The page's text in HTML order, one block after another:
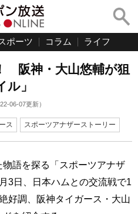
ポーツ コラム ライフ
阪神・大山悠輔が狙
」
06-07更新）
ス スポーツアナザーストーリー
語を探る「スポーツアナザ
3日、日本ハムとの交流戦で1
好調、阪神タイガース・大山